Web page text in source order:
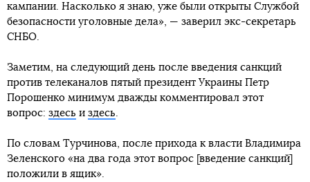
кампании. Насколько я знаю, уже были открыты Службой
безопасности уголовные дела», — заверил экс-секретарь
СНБО.
Заметим, на следующий день после введения санкций
против телеканалов пятый президент Украины Петр
Порошенко минимум дважды комментировал этот
вопрос: здесь и здесь.
По словам Турчинова, после прихода к власти Владимира
Зеленского «на два года этот вопрос [введение санкций]
положили в ящик».